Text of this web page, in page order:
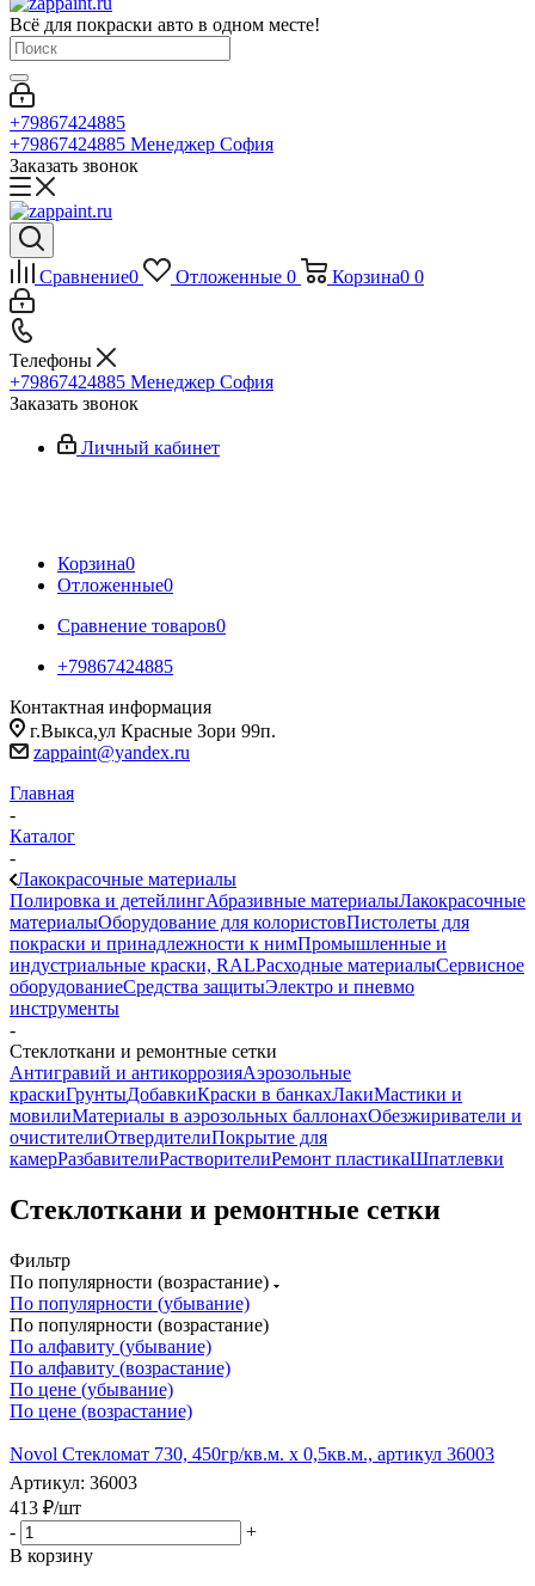
Всё для покраски авто в одном месте!
+79867424885
+79867424885 Менеджер София
Заказать звонок
Сравнение0 Отложенные 0 Корзина0 0
Телефоны
+79867424885 Менеджер София
Заказать звонок
Личный кабинет
Корзина0
Отложенные0
Сравнение товаров0
+79867424885
Контактная информация
г.Выкса,ул Красные Зори 99п.
zappaint@yandex.ru
Главная
-
Каталог
-
Лакокрасочные материалы
Полировка и детейлингАбразивные материалыЛакокрасочные
материалыОборудование для колористовПистолеты для
покраски и принадлежности к нимПромышленные и
индустриальные краски, RALРасходные материалыСервисное
оборудованиеСредства защитыЭлектро и пневмо
инструменты
-
Стеклоткани и ремонтные сетки
Антигравий и антикоррозияАэрозольные
краскиГрунтыДобавкиКраски в банкахЛакиМастики и
мовилиМатериалы в аэрозольных баллонахОбезжириватели и
очистителиОтвердителиПокрытие для
камерРазбавителиРастворителиРемонт пластикаШпатлевки
Стеклоткани и ремонтные сетки
Фильтр
По популярности (возрастание)
По популярности (убывание)
По популярности (возрастание)
По алфавиту (убывание)
По алфавиту (возрастание)
По цене (убывание)
По цене (возрастание)
Novol Стекломат 730, 450гр/кв.м. x 0,5кв.м., артикул 36003
Артикул: 36003
413 ₽/шт
-
+
В корзину